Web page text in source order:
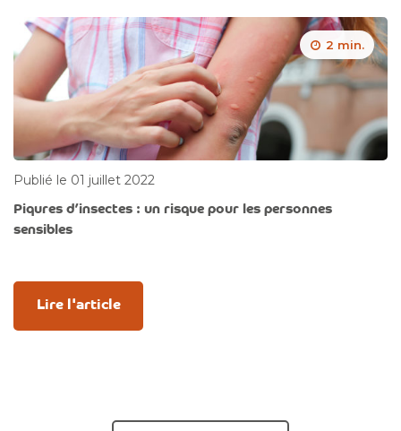
2 min.
Publié le 01 juillet 2022
Piqures d’insectes : un risque pour les personnes
sensibles
Lire l'article